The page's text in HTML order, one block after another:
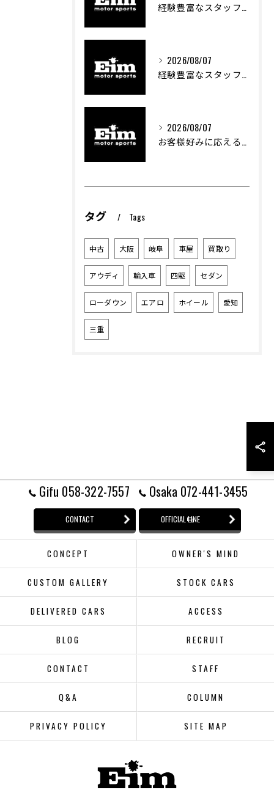
経験豊富なスタッフが支える車両カスタムの魅力
2026/08/07
経験豊富なスタッフが支える車のカスタム技術とは
2026/08/07
お客様好みに応える中古車探しの秘訣
タグ Tags
中古 大阪 岐阜 車屋 買取り
アウディ 輸入車 四駆 セダン
ローダウン エアロ ホイール 愛知
三重
Gifu 058-322-7557 Osaka 072-441-3455
CONTACT OFFICIAL LINE
CONCEPT OWNER'S MIND
CUSTOM GALLERY STOCK CARS
DELIVERED CARS ACCESS
BLOG RECRUIT
CONTACT STAFF
Q&A COLUMN
PRIVACY POLICY SITE MAP